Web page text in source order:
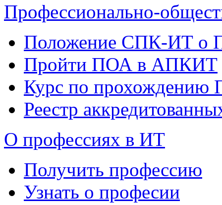
Профессионально-
Положение СПК-ИТ о
Пройти ПОА в АПКИТ
Курс по прохождению
Реестр
О профессиях в ИТ
Получить профессию
Узнать о професии